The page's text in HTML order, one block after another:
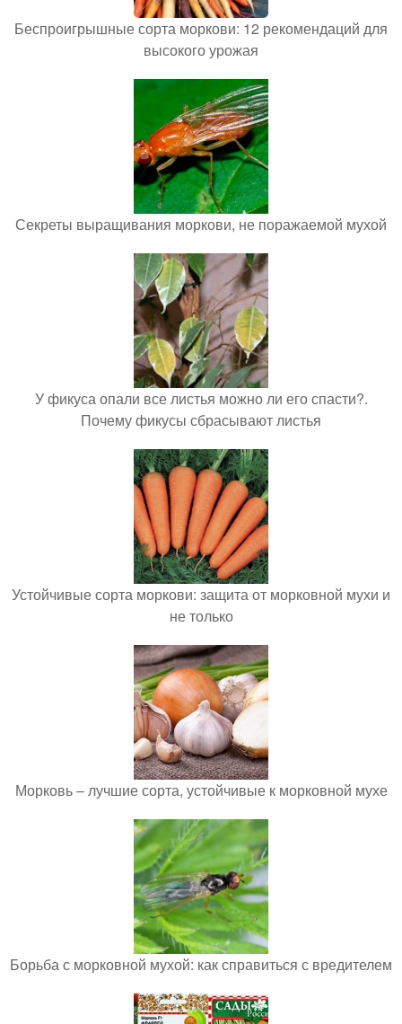
Беспроигрышные сорта моркови: 12 рекомендаций для
высокого урожая
Секреты выращивания моркови, не поражаемой мухой
У фикуса опали все листья можно ли его спасти?.
Почему фикусы сбрасывают листья
Устойчивые сорта моркови: защита от морковной мухи и
не только
Морковь – лучшие сорта, устойчивые к морковной мухе
Борьба с морковной мухой: как справиться с вредителем